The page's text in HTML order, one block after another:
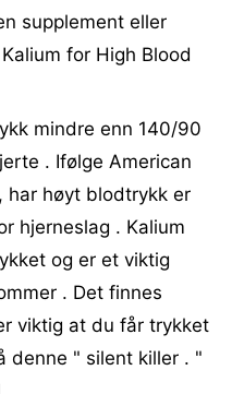
supplement eller
for High Blood
mindre enn 140/90
. Ifølge American
har høyt blodtrykk er
hjerneslag . Kalium
og er et viktig
. Det finnes
viktig at du får trykket
denne " silent killer . "